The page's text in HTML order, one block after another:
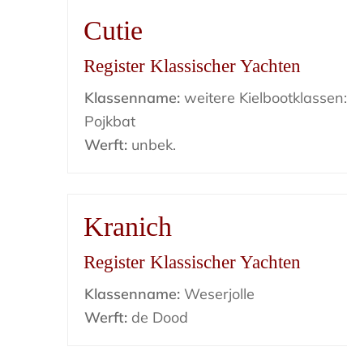
Cutie
Register Klassischer Yachten
Klassenname: weitere Kielbootklassen:
Pojkbat
Werft: unbek.
Kranich
Register Klassischer Yachten
Klassenname: Weserjolle
Werft: de Dood